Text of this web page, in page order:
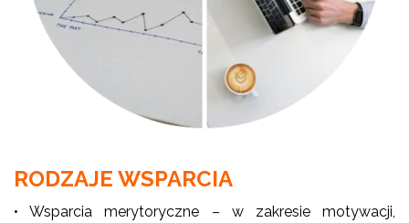
RODZAJE WSPARCIA
• Wsparcia merytoryczne – w zakresie motywacji,